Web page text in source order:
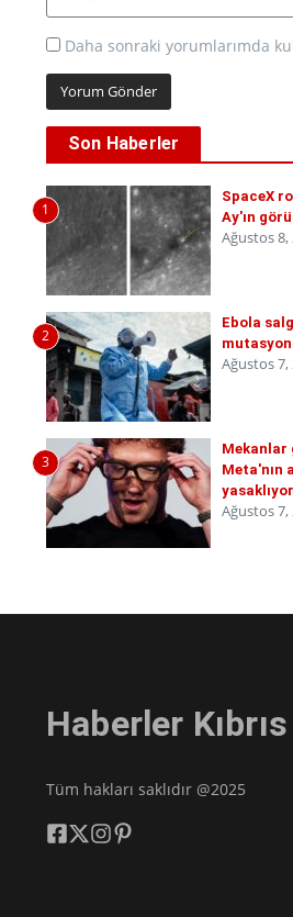
Daha sonraki yorumlarımda
Son Haberler
1
SpaceX
Ay'ın
Ağustos 8,
2
Ebola
Ağustos 7,
3
Mekanlar
Meta'nın
yasaklıyor
Ağustos 7,
Haberler Kıbrıs
Tüm hakları saklıdır @2025